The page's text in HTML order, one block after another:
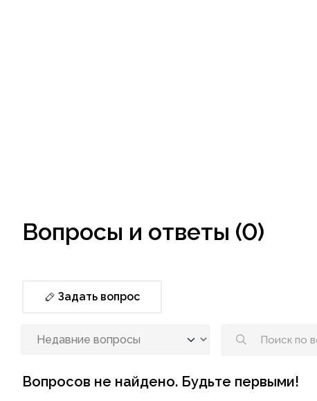
Вопросы и ответы (0)
Задать вопрос
Вопросов не найдено. Будьте первыми!